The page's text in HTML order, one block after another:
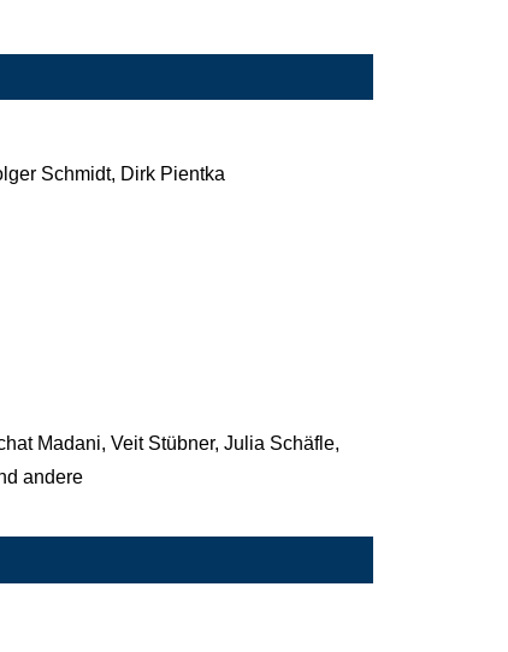
Schmidt, Dirk Pientka
Madani, Veit Stübner, Julia Schäfle,
andere